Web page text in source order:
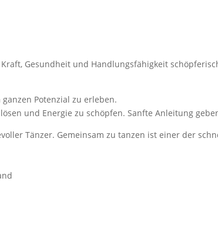
Gesundheit und Handlungsfähigkeit
Potenzial zu erleben.
und Energie zu schöpfen. Sanfte Anleitung
Tänzer. Gemeinsam zu tanzen ist einer der